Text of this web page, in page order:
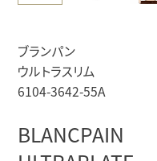
ブランパン
ウルトラスリム
6104-3642-55A
BLANCPAIN